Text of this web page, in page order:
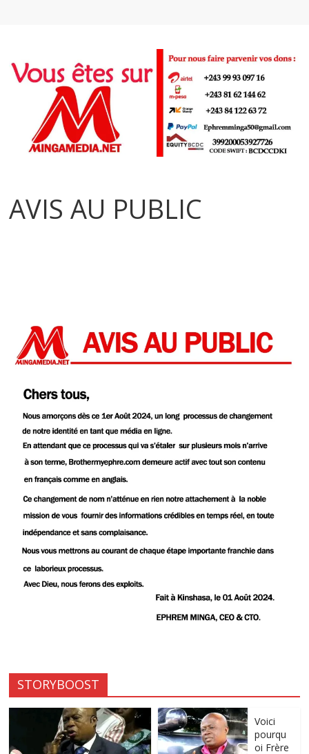
AVIS AU PUBLIC
STORYBOOST
Voici
pourqu
oi Frère